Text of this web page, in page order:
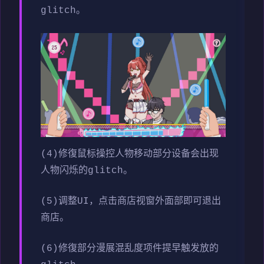
glitch。
(4)修復鼠标操控人物移动部分设备会出现
人物闪烁的glitch。
(5)调整UI，点击商店视窗外面部即可退出
商店。
(6)修復部分漫展混乱度项件提早触发放的